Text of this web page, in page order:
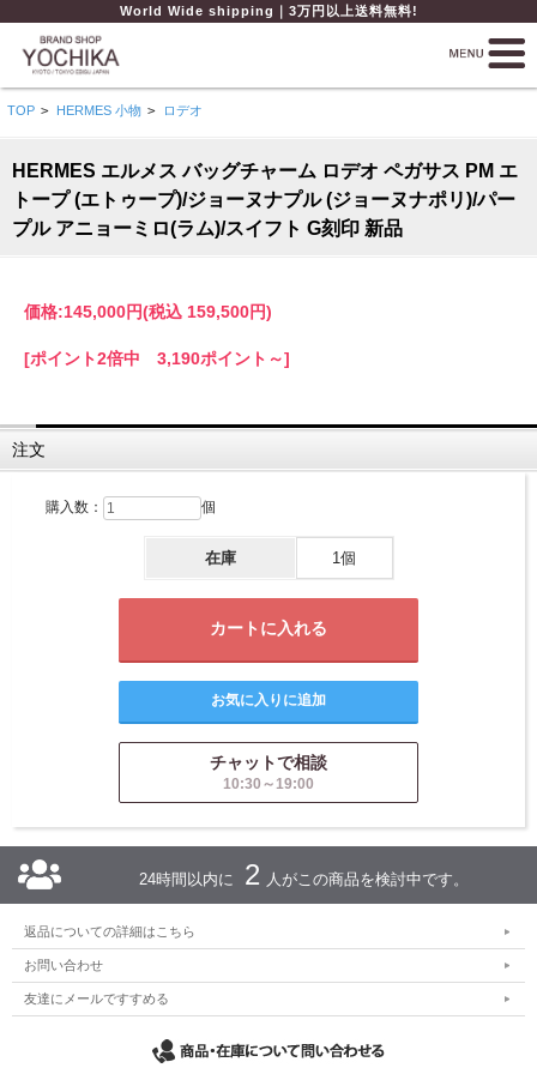
World Wide shipping｜3万円以上送料無料!
TOP > HERMES 小物 > ロデオ
HERMES エルメス バッグチャーム ロデオ ペガサス PM エ
トープ (エトゥープ)/ジョーヌナプル (ジョーヌナポリ)/パー
プル アニョーミロ(ラム)/スイフト G刻印 新品
価格:145,000円(税込 159,500円)
[ポイント2倍中 3,190ポイント～]
注文
購入数： 個
在庫 1個
チャットで相談
10:30～19:00
24時間以内に 2 人がこの商品を検討中です。
返品についての詳細はこちら
お問い合わせ
友達にメールですすめる